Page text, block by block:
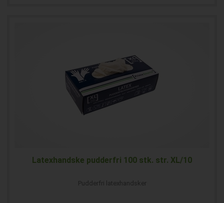
Latexhandske pudderfri 100 stk. str. XL/10
Pudderfri latexhandsker